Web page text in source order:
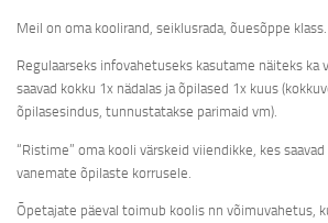
Meil on oma koolirand, seiklusrada, õuesõppe klass.
Regulaarseks infovahetuseks kasutame näiteks ka
saavad kokku 1x nädalas ja õpilased 1x kuus
õpilasesindus, tunnustatakse parimaid vm).
“Ristime” oma kooli värskeid viiendikke, kes
vanemate õpilaste korrusele.
Õpetajate päeval toimub koolis nn võimuvahetus,